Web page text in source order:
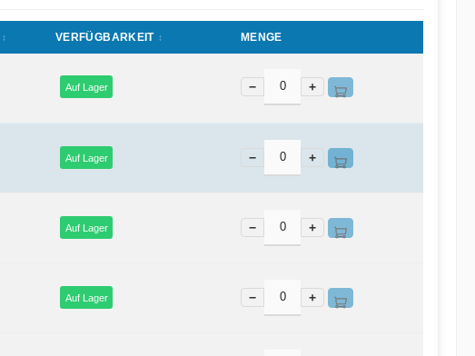
VERFÜGBARKEIT MENGE
Auf Lager − +
Auf Lager − +
Auf Lager − +
Auf Lager − +